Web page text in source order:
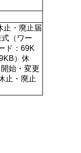
止・廃止届
（ワー
ド：69K
）休
始・変更
止・廃止